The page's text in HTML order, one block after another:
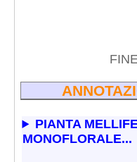
PIANTA
MONOFLORALE...